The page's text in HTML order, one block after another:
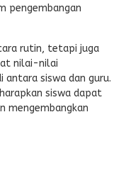
pengembangan
rutin, tetapi juga
nilai-nilai
antara siswa dan guru.
siswa dapat
mengembangkan